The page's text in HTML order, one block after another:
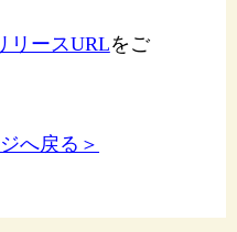
リースURLをご
へ戻る＞